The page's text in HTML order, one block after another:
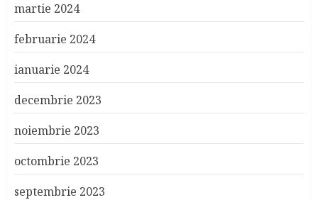
martie 2024
februarie 2024
ianuarie 2024
decembrie 2023
noiembrie 2023
octombrie 2023
septembrie 2023